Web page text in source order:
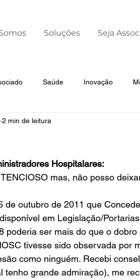
Soluções Seja
Saúde Inovação
Dia Mundial da Prematuridade
2 min de leitura
Hospitalares:
mas, não posso
de outubro de 2011 que
em Legislação/
poderia ser mais do que o
tivesse sido observada por
como ninguém. Recebi
tenho grande admiração), me